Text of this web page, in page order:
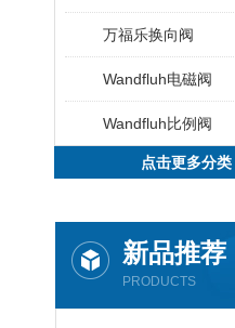
万福乐换向阀
Wandfluh电磁阀
Wandfluh比例阀
点击更多分类
新品推荐
PRODUCTS